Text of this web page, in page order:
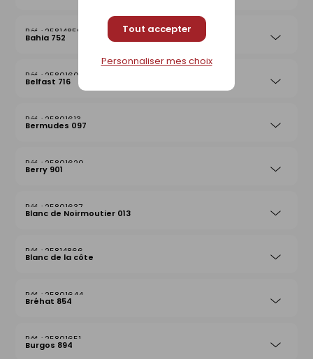
Tout accepter
Personnaliser mes choix
25814859
Bahia 752
25801606
Belfast 716
25801613
Bermudes 097
25801620
Berry 901
25801637
Blanc de Noirmoutier 013
25814866
Blanc de la côte
25801644
Bréhat 854
25801651
Burgos 894